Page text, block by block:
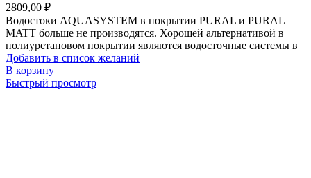
2809,00 ₽
Водостоки AQUASYSTEM в покрытии PURAL и PURAL
MATT больше не производятся. Хорошей альтернативой в
полиуретановом покрытии являются водосточные системы в
Добавить в список желаний
В корзину
Быстрый просмотр